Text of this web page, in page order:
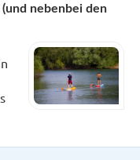
nebenbei den